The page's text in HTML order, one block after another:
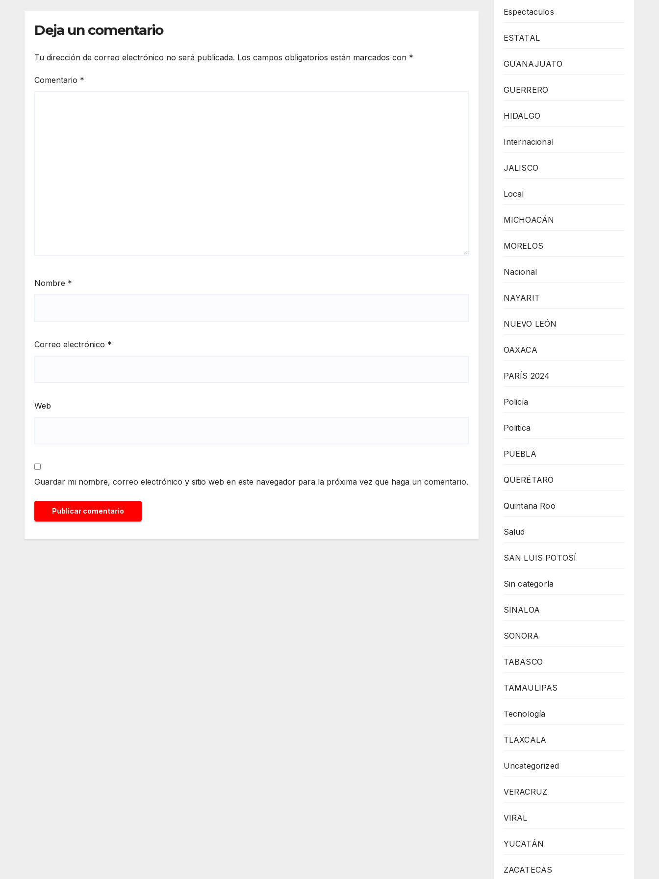
Deja un comentario
Tu dirección de correo electrónico no será publicada. Los campos obligatorios están marcados con *
Comentario *
Nombre *
Correo electrónico *
Web
Guardar mi nombre, correo electrónico y sitio web en este navegador para la próxima vez que haga un comentario.
Espectaculos
ESTATAL
GUANAJUATO
GUERRERO
HIDALGO
Internacional
JALISCO
Local
MICHOACÁN
MORELOS
Nacional
NAYARIT
NUEVO LEÓN
OAXACA
PARÍS 2024
Policia
Politica
PUEBLA
QUERÉTARO
Quintana Roo
Salud
SAN LUIS POTOSÍ
Sin categoría
SINALOA
SONORA
TABASCO
TAMAULIPAS
Tecnología
TLAXCALA
Uncategorized
VERACRUZ
VIRAL
YUCATÁN
ZACATECAS